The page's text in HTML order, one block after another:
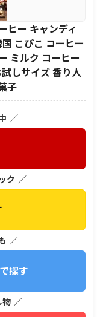
ヒー キャンディ
こぴこ コーヒー
ミルク コーヒー
しサイズ 香り人
子
／
ク ／
／
探す
物 ／